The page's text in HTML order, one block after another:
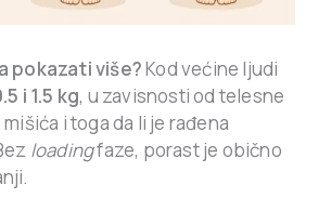
pokazati više?Kod većine ljudi
i 1.5 kg, u zavisnosti od telesne
i toga da li je rađena
loadingfaze, porast je obično